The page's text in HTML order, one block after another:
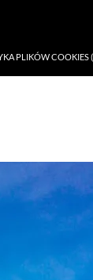
PLIKÓW COOKIES